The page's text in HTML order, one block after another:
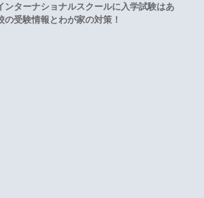
ンターナショナルスクールに入学試験はあ
の受験情報とわが家の対策！